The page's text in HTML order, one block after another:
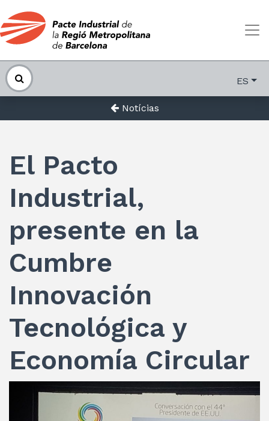
ES
Notícias
El Pacto
Industrial,
presente en la
Cumbre
Innovación
Tecnológica y
Economía Circular